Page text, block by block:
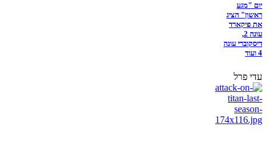
יום "מגע
ראשון" הציג
את פיקארד
עונה 2,
דיסקוברי עונה
4 ועוד
עדי פרל